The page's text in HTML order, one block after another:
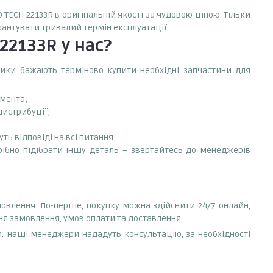
22133R в оригінальній якості за чудовою ціною. Тільки
тривалий термін експлуатації.
у нас?
бажають терміново купити необхідні запчастини для
відповіді на всі питання.
підібрати іншу деталь – звертайтесь до менеджерів
По-перше, покупку можна здійснити 24/7 онлайн,
замовлення, умов оплати та доставлення.
менеджери нададуть консультацію, за необхідності